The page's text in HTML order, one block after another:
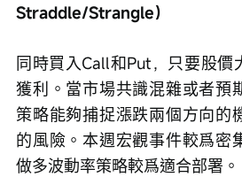
Straddle/Strangle）
同時買入Call和Put，只要股價
獲利。當市場共識混雜或者預
策略能夠捕捉漲跌兩個方向的
的風險。本週宏觀事件較爲密
做多波動率策略較爲適合部署。